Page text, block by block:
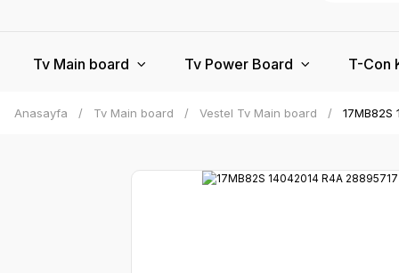
Tv Main board Tv Power Board T-Con
Anasayfa Tv Main board Vestel Tv Main board 17MB82S